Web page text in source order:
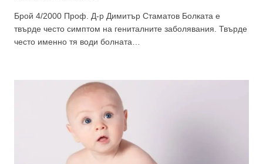
Брой 4/2000 Проф. Д-р Димитър Стаматов Болката е
твърде често симптом на гениталните заболявания. Твърде
често именно тя води болната…